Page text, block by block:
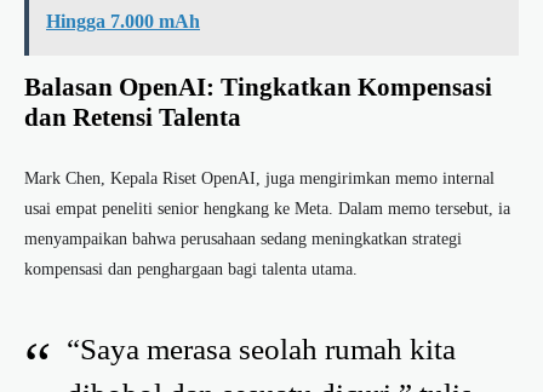
Hingga 7.000 mAh
Balasan OpenAI: Tingkatkan Kompensasi
dan Retensi Talenta
Mark Chen, Kepala Riset OpenAI, juga mengirimkan memo internal
usai empat peneliti senior hengkang ke Meta. Dalam memo tersebut, ia
menyampaikan bahwa perusahaan sedang meningkatkan strategi
kompensasi dan penghargaan bagi talenta utama.
“Saya merasa seolah rumah kita